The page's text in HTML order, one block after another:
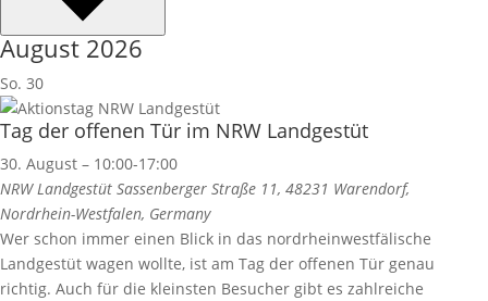
August 2026
So. 30
Tag der offenen Tür im NRW Landgestüt
30. August – 10:00-17:00
NRW Landgestüt Sassenberger Straße 11, 48231 Warendorf,
Nordrhein-Westfalen, Germany
Wer schon immer einen Blick in das nordrheinwestfälische
Landgestüt wagen wollte, ist am Tag der offenen Tür genau
richtig. Auch für die kleinsten Besucher gibt es zahlreiche